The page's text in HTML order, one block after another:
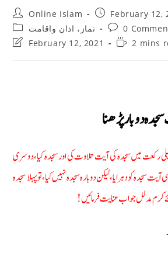
Post
author:
Online Islam
Post
published:
February 12,
Post
category:
نماز، اذان واقامت
Post
comments:
0
PostFebruary 12, 2021
Reading
2 mins
دو بار پڑھنا
رکعت میں سجدہ کی آیت تلاوت کی اور سجدہ کیا،دوسری
سجدہ کو دہرایا، لیکن دوبارہ سجدہ نہیں کیا، تو پہلا سجدہ
کرم مدلل جواب عنایت فرمائیں!